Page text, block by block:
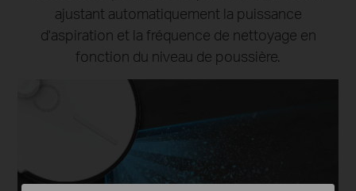
ajustant automatiquement la puissance
d'aspiration et la fréquence de nettoyage en
fonction du niveau de poussière.